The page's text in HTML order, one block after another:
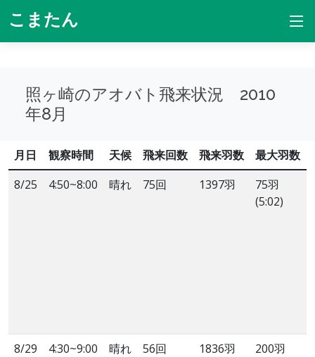
こまたん
照ヶ崎のアオバト飛来状況 2010
年8月
月日 観察時間 天候 飛来回数 飛来羽数 最大羽数
8/25
4:50~8:00 晴れ 75回 1397羽
75羽
(5:02)
8/29 4:30~9:00 晴れ 56回 1836羽
200羽